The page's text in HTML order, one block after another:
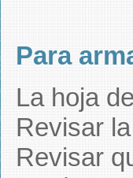
Para
La hoja
Revisar
Revisar